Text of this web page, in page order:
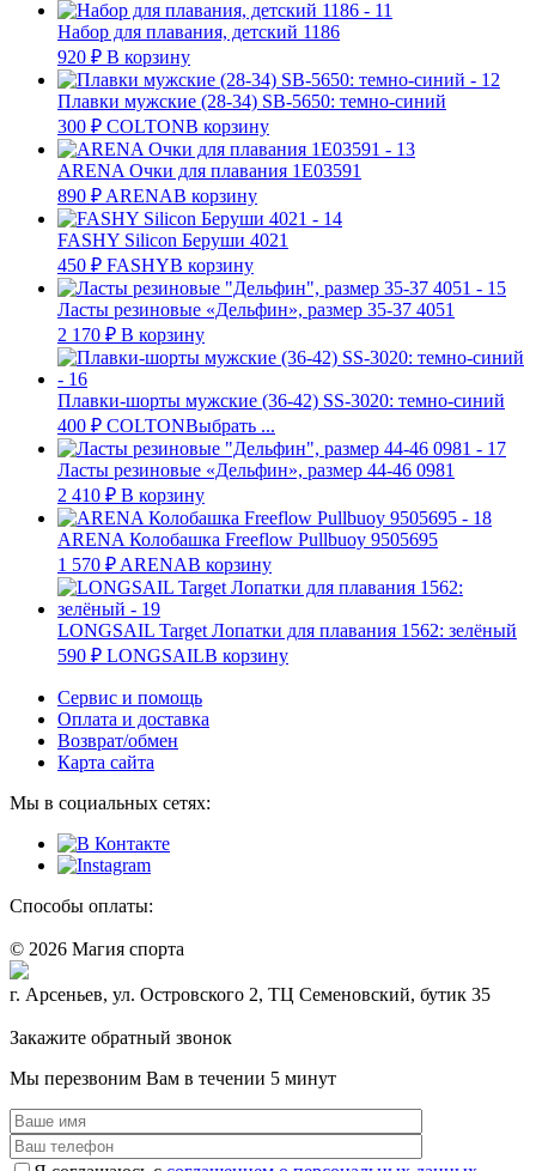
Набор для плавания, детский 1186
920 ₽ В корзину
Плавки мужские (28-34) SB-5650: темно-синий
300 ₽ COLTONВ корзину
ARENA Очки для плавания 1Е03591
890 ₽ ARENAВ корзину
FASHY Silicon Беруши 4021
450 ₽ FASHYВ корзину
Ласты резиновые «Дельфин», размер 35-37 4051
2 170 ₽ В корзину
Плавки-шорты мужские (36-42) SS-3020: темно-синий
400 ₽ COLTONВыбрать ...
Ласты резиновые «Дельфин», размер 44-46 0981
2 410 ₽ В корзину
ARENA Колобашка Freeflow Pullbuoy 9505695
1 570 ₽ ARENAВ корзину
LONGSAIL Target Лопатки для плавания 1562: зелёный
590 ₽ LONGSAILВ корзину
Сервис и помощь
Оплата и доставка
Возврат/обмен
Карта сайта
Мы в социальных сетях:
Способы оплаты:
© 2026 Магия спорта
г. Арсеньев, ул. Островского 2, ТЦ Семеновский, бутик 35
Закажите обратный звонок
Мы перезвоним Вам в течении 5 минут